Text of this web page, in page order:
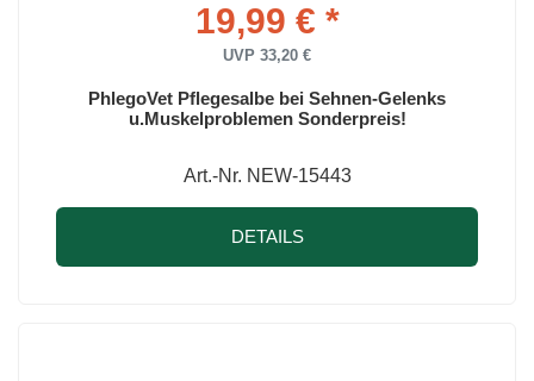
19,99 € *
UVP 33,20 €
PhlegoVet Pflegesalbe bei Sehnen-Gelenks
u.Muskelproblemen Sonderpreis!
Art.-Nr. NEW-15443
DETAILS